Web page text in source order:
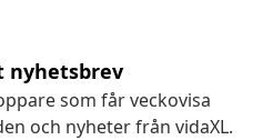
nyhetsbrev
som får veckovisa
och nyheter från vidaXL.